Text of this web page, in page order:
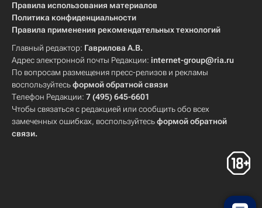
Правила использования материалов
Политика конфиденциальности
Правила применения рекомендательных технологий
Главный редактор: Гаврилова А.В.
Адрес электронной почты Редакции: internet-group@ria.ru
По вопросам размещения пресс-релизов и рекламы
воспользуйтесьформой обратной связи
Телефон Редакции: 7 (495) 645-6601
Чтобы связаться с редакцией или сообщить обо всех
замеченных ошибках, воспользуйтесьформой обратной
связи.